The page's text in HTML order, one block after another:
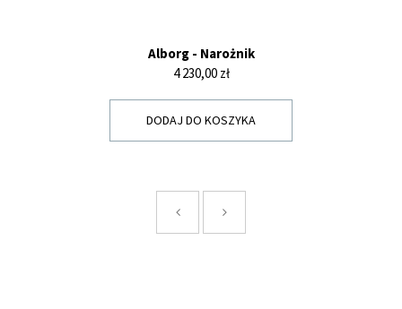
Alborg - Narożnik
Cena
4 230,00 zł
DODAJ DO KOSZYKA